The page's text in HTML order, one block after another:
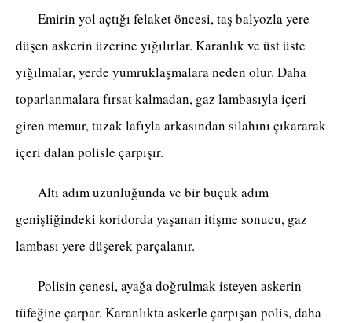
Emirin yol açtığı felaket öncesi, taş balyozla yere
düşen askerin üzerine yığılırlar. Karanlık ve üst üste
yığılmalar, yerde yumruklaşmalara neden olur. Daha
toparlanmalara fırsat kalmadan, gaz lambasıyla içeri
giren memur, tuzak lafıyla arkasından silahını çıkararak
içeri dalan polisle çarpışır.
Altı adım uzunluğunda ve bir buçuk adım
genişliğindeki koridorda yaşanan itişme sonucu, gaz
lambası yere düşerek parçalanır.
Polisin çenesi, ayağa doğrulmak isteyen askerin
tüfeğine çarpar. Karanlıkta askerle çarpışan polis, daha